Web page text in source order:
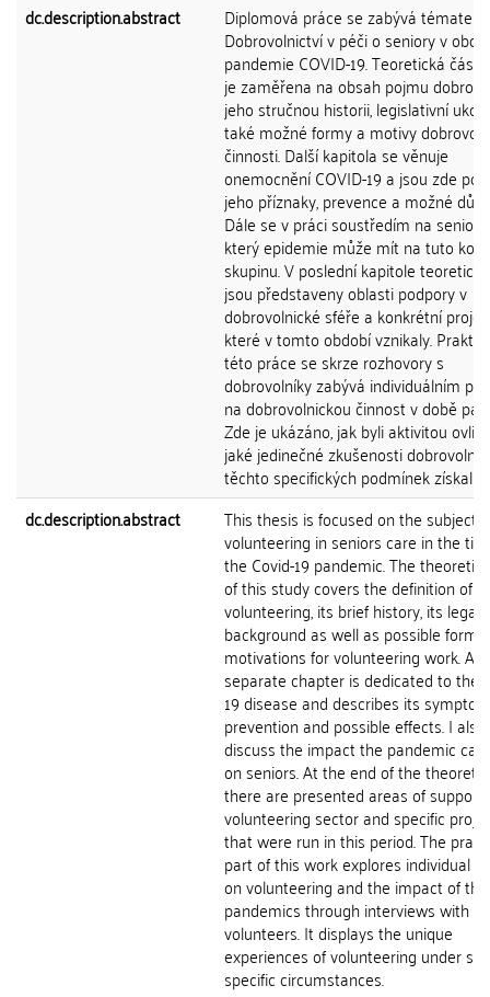
dc.description.abstract
Diplomová práce se zabývá tématem
Dobrovolnictví v péči o seniory v
pandemie COVID-19. Teoretická část
je zaměřena na obsah pojmu
jeho stručnou historii, legislativní
také možné formy a motivy
činnosti. Další kapitola se věnuje
onemocnění COVID-19 a jsou zde
jeho příznaky, prevence a možné
Dále se v práci soustředím na
který epidemie může mít na tuto
skupinu. V poslední kapitole
jsou představeny oblasti podpory v
dobrovolnické sféře a konkrétní
které v tomto období vznikaly.
této práce se skrze rozhovory s
dobrovolníky zabývá individuálním
na dobrovolnickou činnost v době
Zde je ukázáno, jak byli aktivitou
jaké jedinečné zkušenosti
těchto specifických podmínek získali.
dc.description.abstract
This thesis is focused on the subject
volunteering in seniors care in the
the Covid-19 pandemic. The
of this study covers the definition of
volunteering, its brief history, its legal
background as well as possible
motivations for volunteering work. A
separate chapter is dedicated to the
19 disease and describes its
prevention and possible effects. I also
discuss the impact the pandemic
on seniors. At the end of the
there are presented areas of support
volunteering sector and specific
that were run in this period. The
part of this work explores individual
on volunteering and the impact of the
pandemics through interviews with
volunteers. It displays the unique
experiences of volunteering under
specific circumstances.